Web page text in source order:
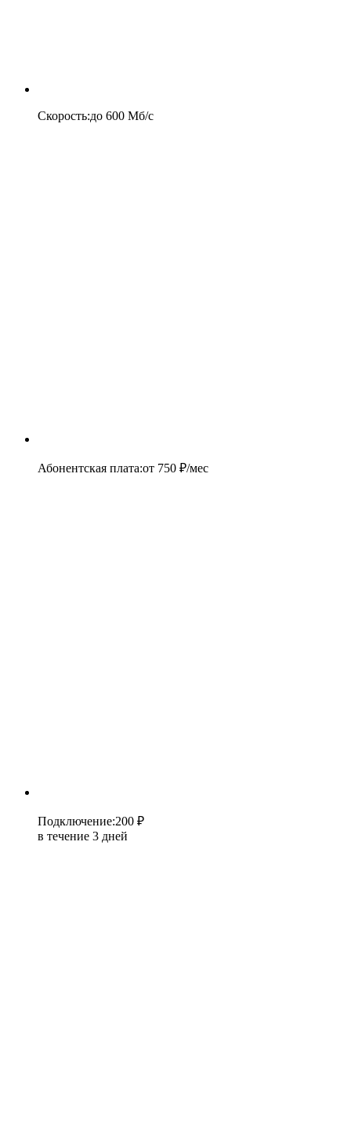
Скорость:до 600 Мб/c
Абонентская плата:от 750 ₽/мес
Подключение:200 ₽
в течение 3 дней